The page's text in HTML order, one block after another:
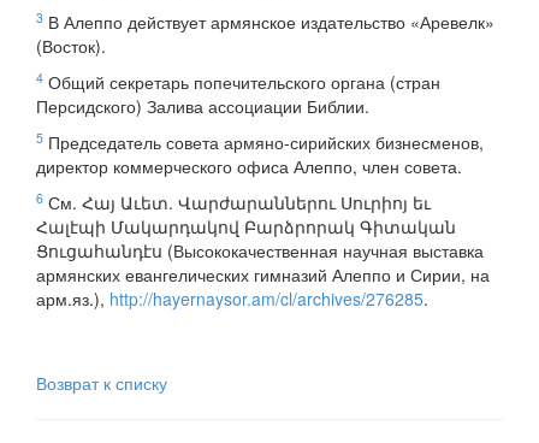
3 В Алеппо действует армянское издательство «Аревелк»
(Восток).
4 Общий секретарь попечительского органа (стран
Персидского) Залива ассоциации Библии.
5 Председатель совета армяно-сирийских бизнесменов,
директор коммерческого офиса Алеппо, член совета.
6 См. Հայ Աւետ. Վարժարաններու Սուրիոյ եւ
Հալէպի Մակարդակով Բարձրորակ Գիտական
Ցուցահանդէս (Высококачественная научная выставка
армянских евангелических гимназий Алеппо и Сирии, на
арм.яз.), http://hayernaysor.am/cl/archives/276285.
Возврат к списку